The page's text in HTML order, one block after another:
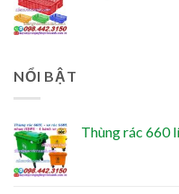
NỔI BẬT
Thùng rác 660